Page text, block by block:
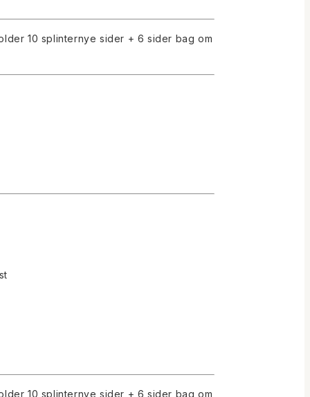
10 splinternye sider + 6 sider bag om
10 splinternye sider + 6 sider bag om